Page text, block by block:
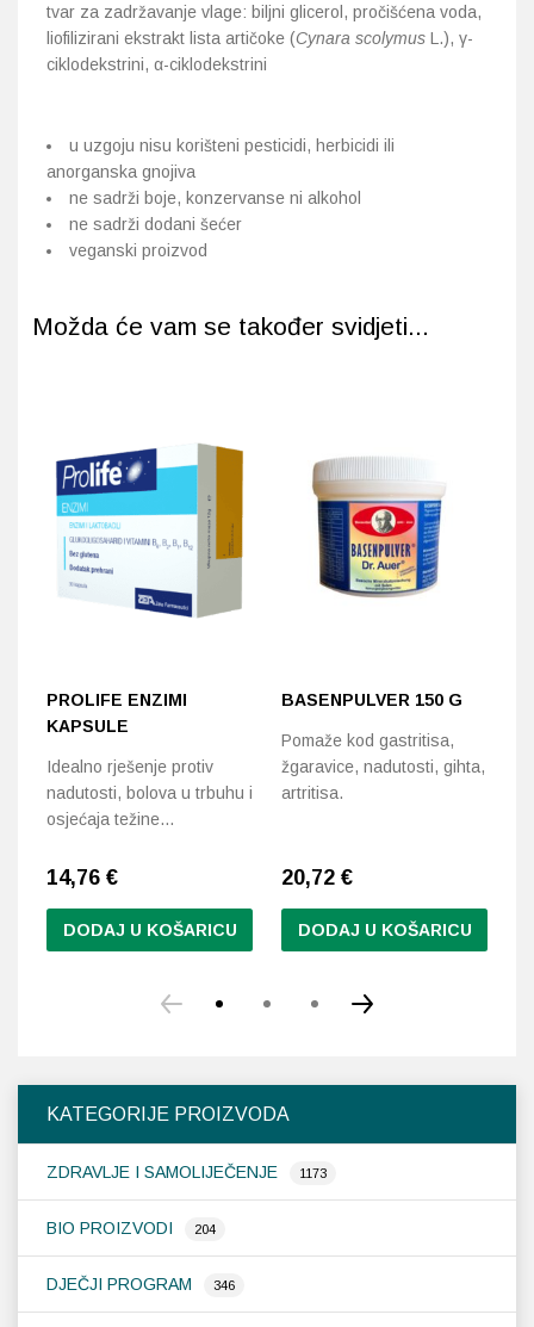
KATEGORIJE PROIZVODA
ZDRAVLJE I SAMOLIJEČENJE 1173
BIO PROIZVODI 204
DJEČJI PROGRAM 346
tvar za zadržavanje vlage: biljni glicerol, pročišćena voda,
liofilizirani ekstrakt lista artičoke (Cynara scolymus L.), γ-
ciklodekstrini, α-ciklodekstrini
u uzgoju nisu korišteni pesticidi, herbicidi ili
anorganska gnojiva
ne sadrži boje, konzervanse ni alkohol
ne sadrži dodani šećer
veganski proizvod
Možda će vam se također svidjeti...
PROLIFE ENZIMI
KAPSULE
Idealno rješenje protiv
nadutosti, bolova u trbuhu i
osjećaja težine…
14,76 €
DODAJ U KOŠARICU
BASENPULVER 150 G
Pomaže kod gastritisa,
žgaravice, nadutosti, gihta,
artritisa.
20,72 €
DODAJ U KOŠARICU